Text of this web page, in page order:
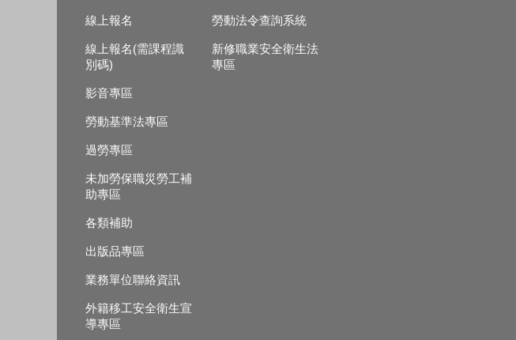
線上報名
線上報名(需課程識
別碼)
影音專區
勞動基準法專區
過勞專區
未加勞保職災勞工補
助專區
各類補助
出版品專區
業務單位聯絡資訊
外籍移工安全衛生宣
導專區
勞動法令查詢系統
新修職業安全衛生法
專區